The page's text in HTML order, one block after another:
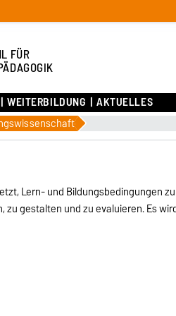
FÜR
WEITERBILDUNG AKTUELLES
Lern- und Bildungsbedingungen
gestalten und zu evaluieren. Es